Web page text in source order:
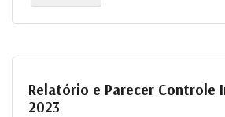
Relatório e Parecer Controle
2023